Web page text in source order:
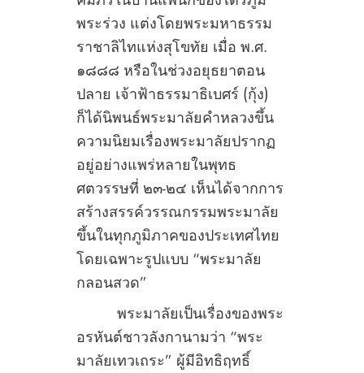
พระร่วง แต่งโดยพระมหาธรรม
ราชาลิไทแห่งสุโขทัย เมื่อ พ.ศ.
๑๘๘๘ หรือในช่วงอยุธยาตอน
ปลาย เจ้าฟ้าธรรมาธิเบศร์ (กุ้ง)
ก็ได้นิพนธ์พระมาลัยคำหลวงขึ้น
ความนิยมเรื่องพระมาลัยปรากฏ
อยู่อย่างแพร่หลายในพุทธ
ศตวรรษที่ ๒๓-๒๔ เห็นได้จากการ
สร้างสรรค์วรรณกรรมพระมาลัย
ขึ้นในทุกภูมิภาคของประเทศไทย
โดยเฉพาะรูปแบบ “พระมาลัย
กลอนสวด”
พระมาลัยเป็นเรื่องของพระ
อรหันต์ชาวลังกานามว่า “พระ
มาลัยเทวเถระ” ผู้มีอิทธิฤทธิ์